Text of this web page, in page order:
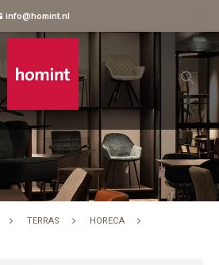
info@homint.nl
TERRAS
HORECA